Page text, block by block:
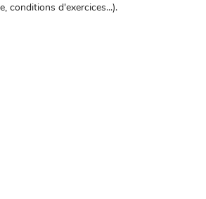
conditions d'exercices...).